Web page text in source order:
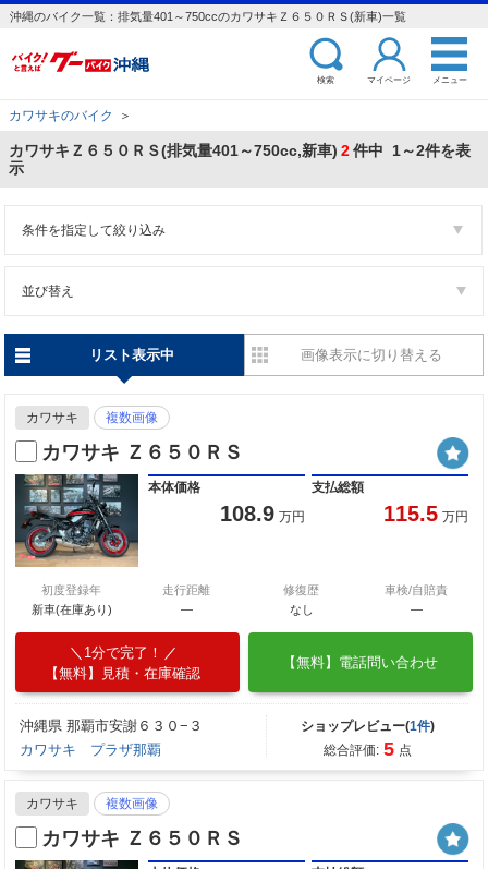
沖縄のバイク一覧：排気量401～750ccのカワサキＺ６５０ＲＳ(新車)一覧
検索 マイページ メニュー
カワサキのバイク ＞
カワサキＺ６５０ＲＳ(排気量401～750cc,新車) 2件中 1～2件を表
示
条件を指定して絞り込み
並び替え
リスト表示中 画像表示に切り替える
カワサキ 複数画像
カワサキ Ｚ６５０ＲＳ
本体価格
108.9 万円
支払総額
115.5 万円
初度登録年
新車(在庫あり)
走行距離
―
修復歴
なし
車検/自賠責
―
1分で完了！
【無料】見積・在庫確認
【無料】電話問い合わせ
沖縄県 那覇市安謝６３０−３
カワサキ プラザ那覇
ショップレビュー(1件)
総合評価: 5 点
カワサキ 複数画像
カワサキ Ｚ６５０ＲＳ